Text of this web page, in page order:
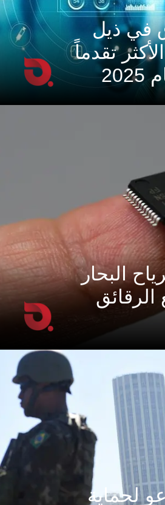
في ذيل
تقدماً
البحار
الرقائق
لحماية